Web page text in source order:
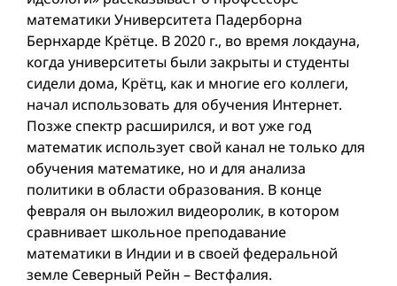
математики Университета Падерборна
Бернхарде Крётце. В 2020 г., во время локдауна,
когда университеты были закрыты и студенты
сидели дома, Крётц, как и многие его коллеги,
начал использовать для обучения Интернет.
Позже спектр расширился, и вот уже год
математик использует свой канал не только для
обучения математике, но и для анализа
политики в области образования. В конце
февраля он выложил видеоролик, в котором
сравнивает школьное преподавание
математики в Индии и в своей федеральной
земле Северный Рейн – Вестфалия.